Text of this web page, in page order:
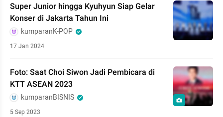
Super Junior hingga Kyuhyun Siap Gelar
Konser di Jakarta Tahun Ini
kumparanK-POP
17 Jan 2024
Foto: Saat Choi Siwon Jadi Pembicara di
KTT ASEAN 2023
kumparanBISNIS
5 Sep 2023